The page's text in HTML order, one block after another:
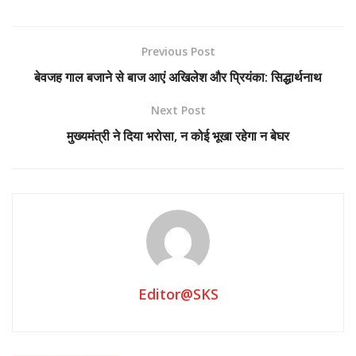
बरसाती मौसम में पहाड़ी रास्तों का सफर अत्यधिक खतरनाक हो जाता है।
आज घटना चमोली जिले से है ,जहां SDRF पोस्ट गोचर में Hc भगत सिंह को
चौकी कर्णप्रयाग से सूचना मिली कि कर्णप्रयाग के पास एक ट्रक गिर गया है
कुलदीपक पांडे के हमराह तुरन्त घटनास्थल पहुँची और रेस्क्यू ऑपरेशन शुरू
Previous Post
बेवजह गाल बजाने से बाज आएं अखिलेश और प्रियंका: सिद्धार्थनाथ
Next Post
मुख्यमंत्री ने दिया भरोसा, न कोई भूखा रहेगा न बेघर
Editor@SKS